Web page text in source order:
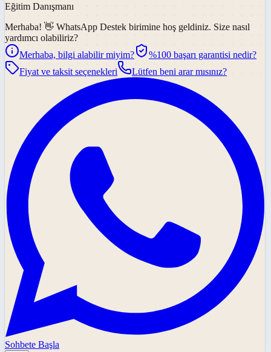
Eğitim Danışmanı
Merhaba! 👋 WhatsApp Destek birimine hoş geldiniz. Size nasıl
yardımcı olabiliriz?
Merhaba, bilgi alabilir miyim?
%100 başarı garantisi nedir?
Fiyat ve taksit seçenekleri
Lütfen beni arar mısınız?
Sohbete Başla